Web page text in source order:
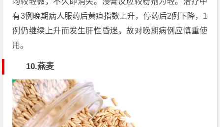
有3例晚期病人服药后黄疸指数上升，停药后2例下降，1
例仍继续上升而发生肝性昏迷。故对晚期病例应慎重使
用。
10.燕麦